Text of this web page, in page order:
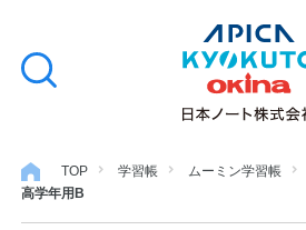
文
キ
ッ
検
る
ノート・メモ
TOP 学習帳 ムーミン学習帳
高学年用B